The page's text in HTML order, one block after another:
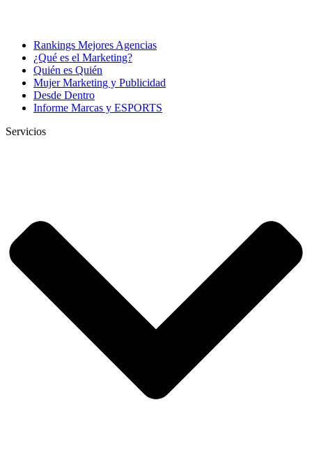
Rankings Mejores Agencias
¿Qué es el Marketing?
Quién es Quién
Mujer Marketing y Publicidad
Desde Dentro
Informe Marcas y ESPORTS
Servicios